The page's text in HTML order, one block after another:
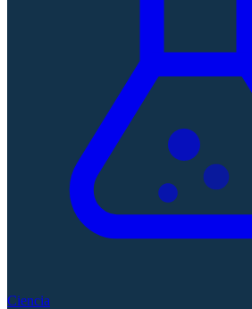
Ciencia